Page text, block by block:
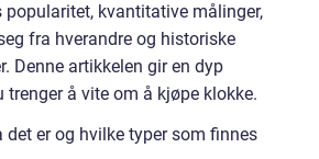
popularitet, kvantitative målinger,
fra hverandre og historiske
Denne artikkelen gir en dyp
å vite om å kjøpe klokke.
det er og hvilke typer som finnes